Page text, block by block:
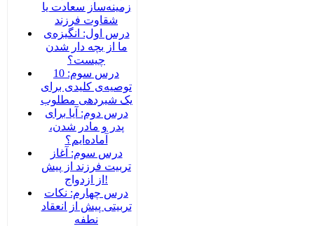
زمینه‌ساز سعادت یا
شقاوت فرزند
درس اول: انگیزه‌ی
ما از بچه دار شدن
چیست؟
درس سوم: 10
توصیه‌ی کلیدی برای
یک شیردهی مطلوب
درس دوم: آیا برای
پدر و مادر شدن،
آماده‌ایم؟
درس سوم: آغاز
تربیت فرزند از پیش
از ازدواج!
درس چهارم: نکات
تربیتی پیش از انعقاد
نطفه